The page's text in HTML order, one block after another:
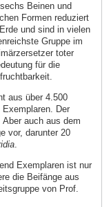
Beinen und
Formen reduziert
und sind in vielen
Gruppe im
toter
für die
aus über 4.500
Der
auch aus dem
vor, darunter 20
.
Exemplaren ist nur
die Beifänge aus
von Prof.